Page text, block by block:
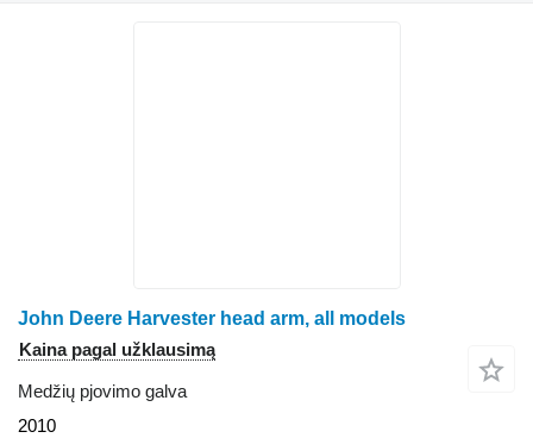
John Deere Harvester head arm, all models
Kaina pagal užklausimą
Medžių pjovimo galva
2010